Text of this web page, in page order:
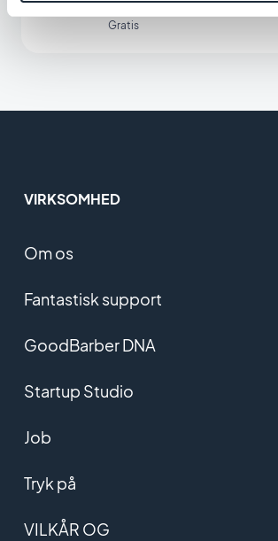
Gratis
VIRKSOMHED
Om os
Fantastisk support
GoodBarber DNA
Startup Studio
Job
Tryk på
VILKÅR OG